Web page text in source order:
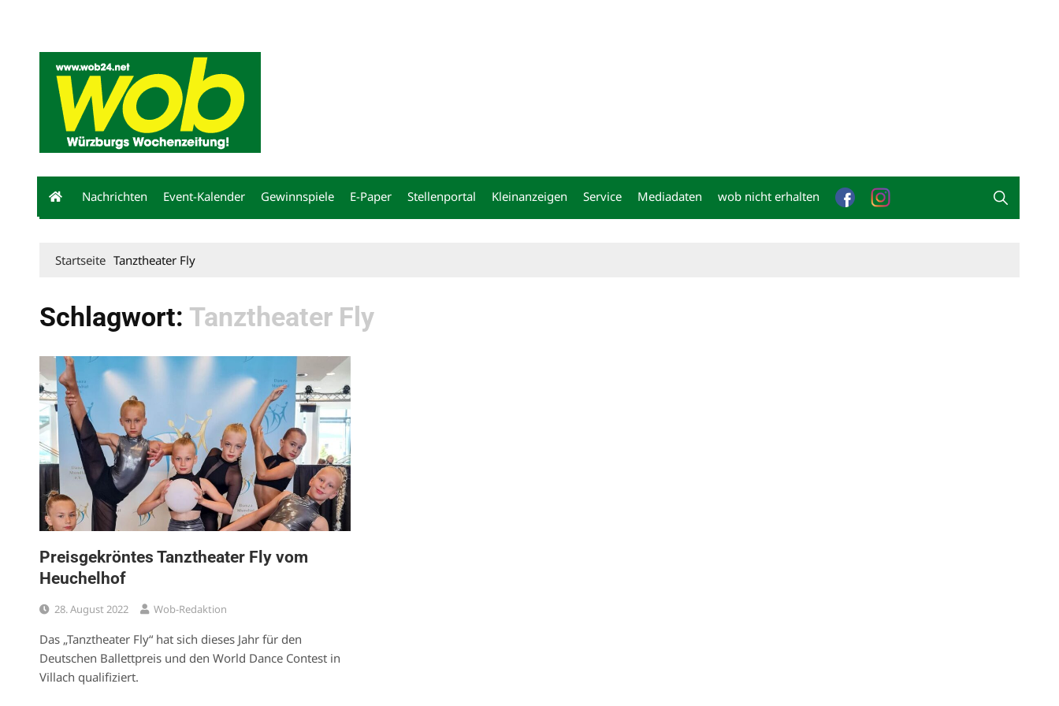
Nachrichten Event-Kalender Gewinnspiele E-Paper Stellenportal Kleinanzeigen Service Mediadaten wob nicht erhalten
Startseite Tanztheater Fly
Schlagwort: Tanztheater Fly
Preisgekröntes Tanztheater Fly vom
Heuchelhof
28. August 2022 Wob-Redaktion
Das „Tanztheater Fly“ hat sich dieses Jahr für den
Deutschen Ballettpreis und den World Dance Contest in
Villach qualifiziert.